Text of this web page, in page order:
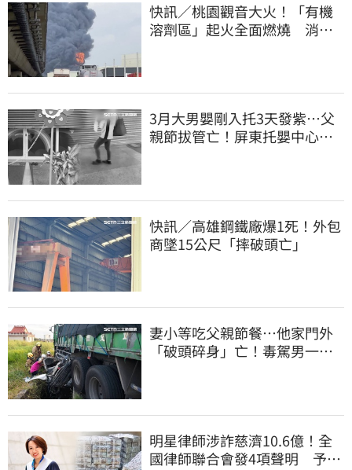
快訊／桃園觀音大火！「有機
溶劑區」起火全面燃燒 消
3月大男嬰剛入托3天發紫…父
親節拔管亡！屏東托嬰中心回9
快訊／高雄鋼鐵廠爆1死！外包
商墜15公尺「摔破頭亡」
妻小等吃父親節餐⋯他家門外
「破頭碎身」亡！毒駕男一路
明星律師涉詐慈濟10.6億！全
國律師聯合會發4項聲明 予以